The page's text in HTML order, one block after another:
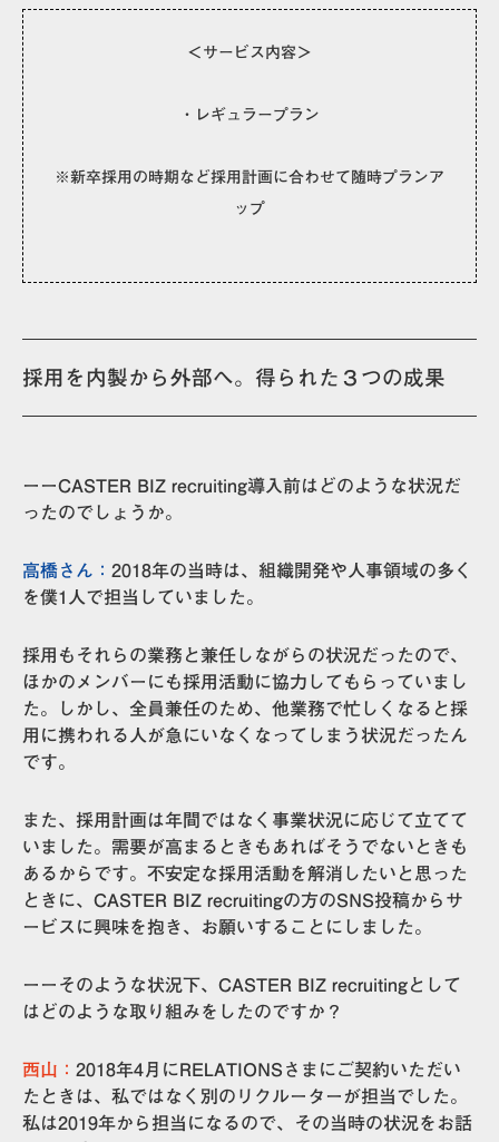
＜サービス内容＞
・レギュラープラン
※新卒採用の時期など採用計画に合わせて随時プランア
ップ
採用を内製から外部へ。得られた３つの成果
ーーCASTER BIZ recruiting導入前はどのような状況だ
ったのでしょうか。
高橋さん： 2018年の当時は、組織開発や人事領域の多く
を僕1人で担当していました。
採用もそれらの業務と兼任しながらの状況だったので、
ほかのメンバーにも採用活動に協力してもらっていまし
た。しかし、 全員兼任のため、他業務で忙しくなると採
用に携われる人が急にいなくなってしまう状況だったん
です。
また、採用計画は年間ではなく事業状況に応じて立てて
いました。需要が高まるときもあればそうでないときも
あるからです。不安定な採用活動を解消したいと思った
ときに、CASTER BIZ recruitingの方のSNS投稿からサ
ービスに興味を抱き、お願いすることにしました。
ーーそのような状況下、CASTER BIZ recruitingとして
はどのような取り組みをしたのですか？
西山： 2018年4月にRELATIONSさまにご契約いただい
たときは、私ではなく別のリクルーターが担当でした。
私は2019年から担当になるので、その当時の状況をお話